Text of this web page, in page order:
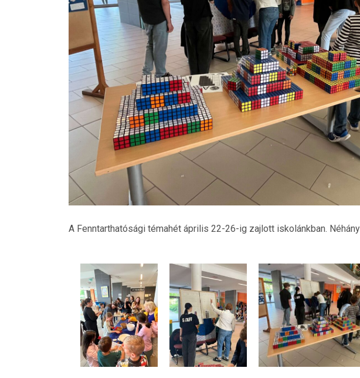
A Fenntarthatósági témahét április 22-26-ig zajlott iskolánkban.